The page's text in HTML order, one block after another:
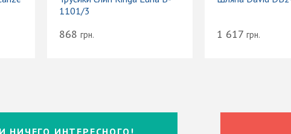
1101/3
868 грн. 1 617 грн.
НИЧЕГО ИНТЕРЕСНОГО!